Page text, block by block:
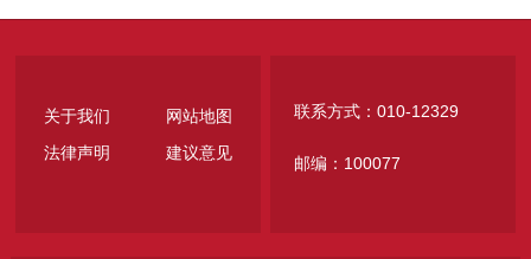
关于我们
网站地图
法律声明
建议意见
联系方式：010-12329
邮编：100077